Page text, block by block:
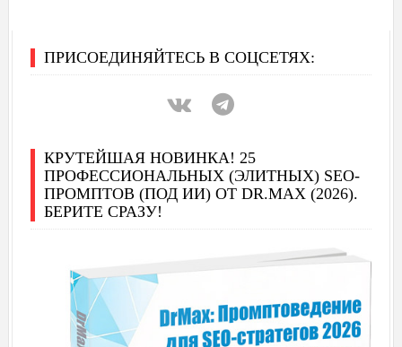
ПРИСОЕДИНЯЙТЕСЬ В СОЦСЕТЯХ:
КРУТЕЙШАЯ НОВИНКА! 25
ПРОФЕССИОНАЛЬНЫХ (ЭЛИТНЫХ) SEO-
ПРОМПТОВ (ПОД ИИ) ОТ DR.MAX (2026).
БЕРИТЕ СРАЗУ!